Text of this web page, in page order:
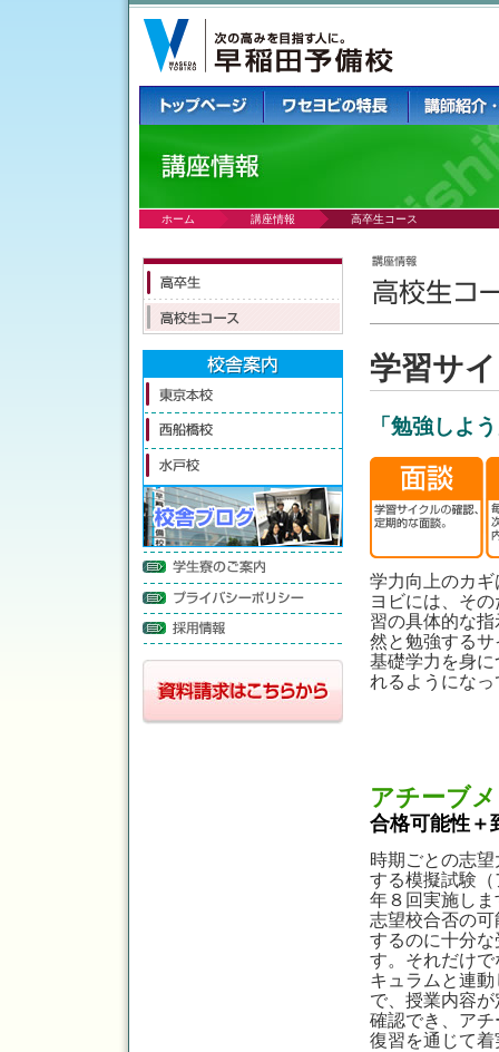
ホーム 講座情報 高卒生コース
学習サ
「勉強しよ
学力向上のカ
ヨビには、そ
習の具体的な
然と勉強する
基礎学力を身
れるようにな
アチーブ
合格可能性＋
時期ごとの志
する模擬試験
年８回実施し
志望校合否の
するのに十分
す。それだけ
キュラムと連
で、授業内容
確認でき、ア
復習を通じて